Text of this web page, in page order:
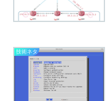
技術ネタ